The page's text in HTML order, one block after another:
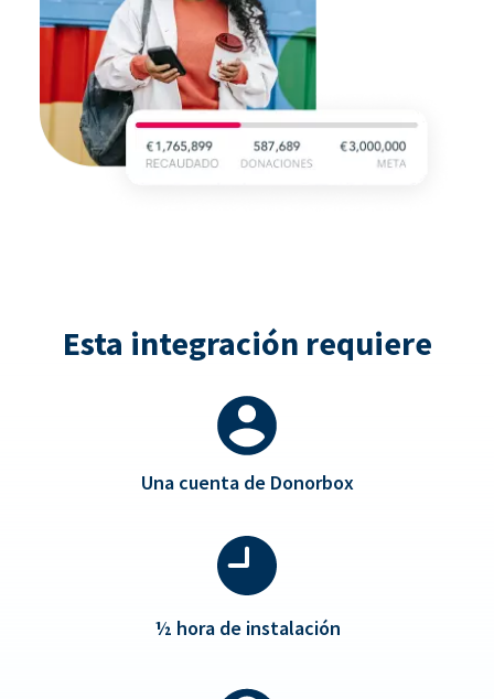
Esta integración requiere
Una cuenta de Donorbox
½ hora de instalación